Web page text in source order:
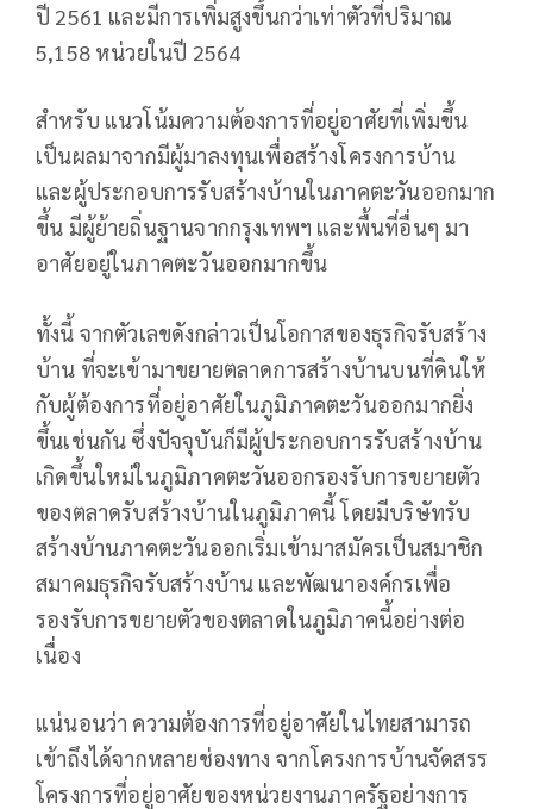
ปี 2561 และมีการเพิ่มสูงขึ้นกว่าเท่าตัวที่ปริมาณ
5,158 หน่วยในปี 2564
สำหรับ แนวโน้มความต้องการที่อยู่อาศัยที่เพิ่มขึ้น
เป็นผลมาจากมีผู้มาลงทุนเพื่อสร้างโครงการบ้าน
และผู้ประกอบการรับสร้างบ้านในภาคตะวันออกมาก
ขึ้น มีผู้ย้ายถิ่นฐานจากกรุงเทพฯ และพื้นที่อื่นๆ มา
อาศัยอยู่ในภาคตะวันออกมากขึ้น
ทั้งนี้ จากตัวเลขดังกล่าวเป็นโอกาสของธุรกิจรับสร้าง
บ้าน ที่จะเข้ามาขยายตลาดการสร้างบ้านบนที่ดินให้
กับผู้ต้องการที่อยู่อาศัยในภูมิภาคตะวันออกมากยิ่ง
ขึ้นเช่นกัน ซึ่งปัจจุบันก็มีผู้ประกอบการรับสร้างบ้าน
เกิดขึ้นใหม่ในภูมิภาคตะวันออกรองรับการขยายตัว
ของตลาดรับสร้างบ้านในภูมิภาคนี้ โดยมีบริษัทรับ
สร้างบ้านภาคตะวันออกเริ่มเข้ามาสมัครเป็นสมาชิก
สมาคมธุรกิจรับสร้างบ้าน และพัฒนาองค์กรเพื่อ
รองรับการขยายตัวของตลาดในภูมิภาคนี้อย่างต่อ
เนื่อง
แน่นอนว่า ความต้องการที่อยู่อาศัยในไทยสามารถ
เข้าถึงได้จากหลายช่องทาง จากโครงการบ้านจัดสรร
โครงการที่อยู่อาศัยของหน่วยงานภาครัฐอย่างการ